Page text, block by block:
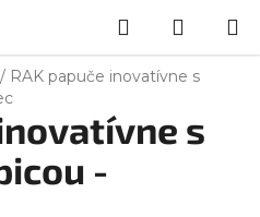
Hľadať
KOŠÍK
/ RAK papuče inovatívne s
s
-